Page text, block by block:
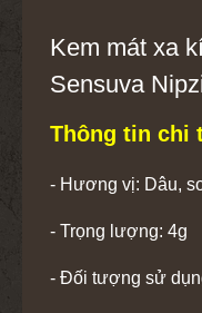
Kem mát xa
Sensuva
Thông tin chi
- Hương vị: Dâu,
- Trọng lượng: 4g
- Đối tượng sử